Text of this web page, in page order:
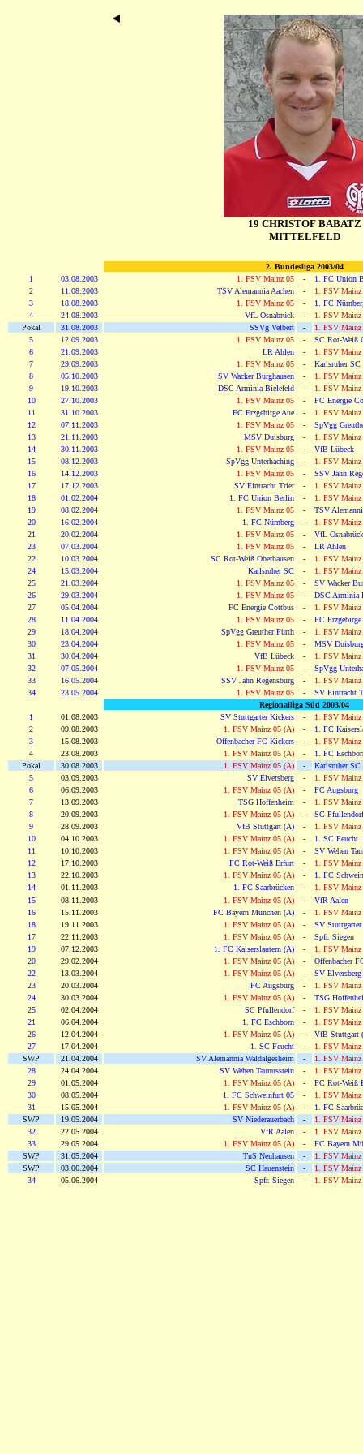
19 CHRISTOF BABATZ
MITTELFELD
2. Bundesliga 2003/04
1
03.08.2003 1. FSV Mainz 05 -
1. FC Union
2
11.08.2003 TSV Alemannia Aachen -
1. FSV Mainz
3
18.08.2003 1. FSV Mainz 05 -
1. FC
4
24.08.2003 VfL Osnabrück -
1. FSV Mainz
Pokal
31.08.2003 SSVg Velbert -
1. FSV Mainz
5
12.09.2003 1. FSV Mainz 05 -
SC Rot-Weiß
6
21.09.2003 LR Ahlen -
1. FSV Mainz
7
29.09.2003 1. FSV Mainz 05 -
Karlsruher SC
8
05.10.2003 SV Wacker Burghausen -
1. FSV Mainz
9
19.10.2003 DSC Arminia Bielefeld -
1. FSV Mainz
10
27.10.2003 1. FSV Mainz 05 -
FC Energie
11
31.10.2003 FC Erzgebirge Aue -
1. FSV Mainz
12
07.11.2003 1. FSV Mainz 05 -
SpVgg
13
21.11.2003 MSV Duisburg -
1. FSV Mainz
14
30.11.2003 1. FSV Mainz 05 -
VfB Lübeck
15
08.12.2003 SpVgg Unterhaching -
1. FSV Mainz
16
14.12.2003 1. FSV Mainz 05 -
SSV Jahn
17
17.12.2003 SV Eintracht Trier -
1. FSV Mainz
18
01.02.2004 1. FC Union Berlin -
1. FSV Mainz
19
08.02.2004 1. FSV Mainz 05 -
TSV
20
16.02.2004 1. FC Nürnberg -
1. FSV Mainz
21
20.02.2004 1. FSV Mainz 05 -
VfL Osnabrück
23
07.03.2004 1. FSV Mainz 05 -
LR Ahlen
22
10.03.2004 SC Rot-Weiß Oberhausen -
1. FSV Mainz
24
15.03.2004 Karlsruher SC -
1. FSV Mainz
25
21.03.2004 1. FSV Mainz 05 -
SV Wacker
26
29.03.2004 1. FSV Mainz 05 -
DSC Arminia
27
05.04.2004 FC Energie Cottbus -
1. FSV Mainz
28
11.04.2004 1. FSV Mainz 05 -
FC Erzgebirge
29
18.04.2004 SpVgg Greuther Fürth -
1. FSV Mainz
30
23.04.2004 1. FSV Mainz 05 -
MSV
31
30.04.2004 VfB Lübeck -
1. FSV Mainz
32
07.05.2004 1. FSV Mainz 05 -
SpVgg
33
16.05.2004 SSV Jahn Regensburg -
1. FSV Mainz
34
23.05.2004 1. FSV Mainz 05 -
SV Eintracht
Regionalliga Süd 2003/04
1
01.08.2003 SV Stuttgarter Kickers -
1. FSV
2
09.08.2003 1. FSV Mainz 05 (A) -
1. FC
3
15.08.2003 Offenbacher FC Kickers -
1. FSV
4
23.08.2003 1. FSV Mainz 05 (A) -
1. FC
Pokal
30.08.2003 1. FSV Mainz 05 (A) -
Karlsruher SC
5
03.09.2003 SV Elversberg -
1. FSV
6
06.09.2003 1. FSV Mainz 05 (A) -
FC Augsburg
7
13.09.2003 TSG Hoffenheim -
1. FSV
8
20.09.2003 1. FSV Mainz 05 (A) -
SC Pfullendorf
9
28.09.2003 VfB Stuttgart (A) -
1. FSV
10
04.10.2003 1. FSV Mainz 05 (A) -
1. SC Feucht
11
10.10.2003 1. FSV Mainz 05 (A) -
SV Wehen
12
17.10.2003 FC Rot-Weiß Erfurt -
1. FSV
13
22.10.2003 1. FSV Mainz 05 (A) -
1. FC
14
01.11.2003 1. FC Saarbrücken -
1. FSV
15
08.11.2003 1. FSV Mainz 05 (A) -
VfR Aalen
16
15.11.2003 FC Bayern München (A) -
1. FSV
18
19.11.2003 1. FSV Mainz 05 (A) -
SV
17
22.11.2003 1. FSV Mainz 05 (A) -
Spfr. Siegen
19
07.12.2003 1. FC Kaiserslautern (A) -
1. FSV
20
29.02.2004 1. FSV Mainz 05 (A) -
Offenbacher
22
13.03.2004 1. FSV Mainz 05 (A) -
SV Elversberg
23
20.03.2004 FC Augsburg -
1. FSV
24
30.03.2004 1. FSV Mainz 05 (A) -
TSG
25
02.04.2004 SC Pfullendorf -
1. FSV
21
06.04.2004 1. FC Eschborn -
1. FSV
26
12.04.2004 1. FSV Mainz 05 (A) -
VfB Stuttgart
27
17.04.2004 1. SC Feucht -
1. FSV
SWP
21.04.2004 SV Alemannia Waldalgesheim -
1. FSV
28
24.04.2004 SV Wehen Taunusstein -
1. FSV
29
01.05.2004 1. FSV Mainz 05 (A) -
FC Rot-Weiß
30
08.05.2004 1. FC Schweinfurt 05 -
1. FSV
31
15.05.2004 1. FSV Mainz 05 (A) -
1. FC
SWP
19.05.2004 SV Niederauerbach -
1. FSV
32
22.05.2004 VfR Aalen -
1. FSV
33
29.05.2004 1. FSV Mainz 05 (A) -
FC Bayern
SWP
31.05.2004 TuS Neuhausen -
1. FSV
SWP
03.06.2004 SC Hauenstein -
1. FSV
34
05.06.2004 Spfr. Siegen - 1. FSV